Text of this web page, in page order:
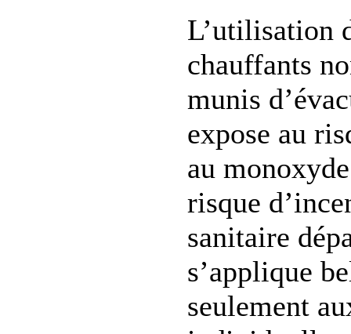
L’utilisation
chauffants
munis
expose au
au
risque
sanitaire
s’applique
seulement